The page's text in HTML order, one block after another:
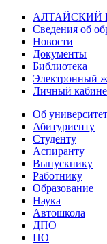
АЛТАЙСКИЙ
Сведения об
Новости
Документы
Библиотека
Электронный
Личный
Об
Абитуриенту
Студенту
Аспиранту
Выпускнику
Работнику
Образование
Наука
Автошкола
ДПО
ПО